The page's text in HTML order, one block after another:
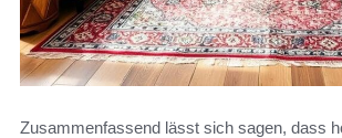
Zusammenfassend lässt sich sagen, dass